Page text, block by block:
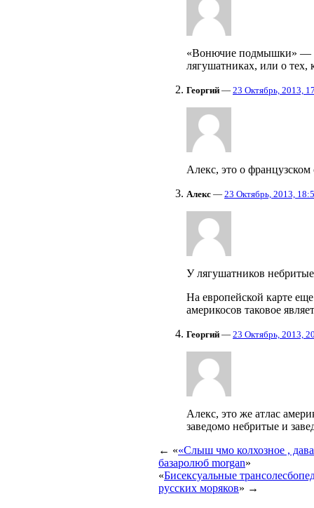
«Вонючие подмышки» —
лягушатниках, или о тех,
Георгий — 23 Октябрь, 2013,
Алекс, это о
Алекс — 23 Октябрь, 2013,
У лягушатников
На европейской карте
америкосов таковое
Георгий — 23 Октябрь, 2013,
Алекс, это же атлас
заведомо небритые и
← ««Слыш чмо колхозное ,
базаролюб morgan»
«Бисексуальные
русских моряков» →